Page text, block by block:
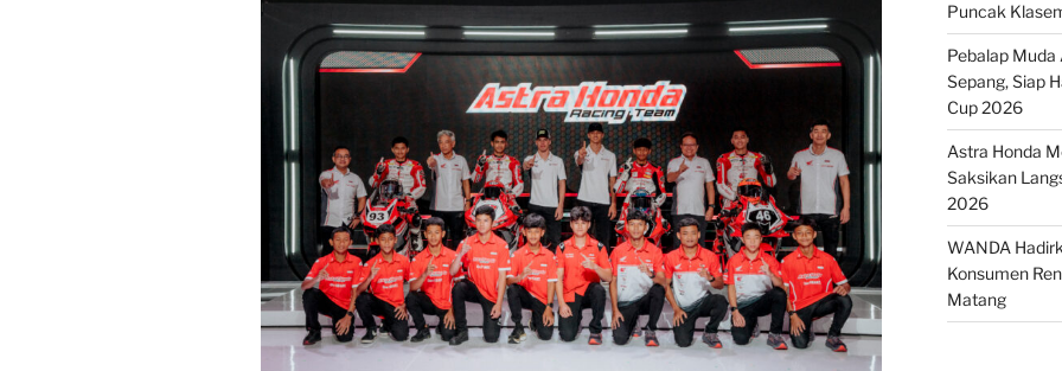
Puncak
Pebalap Muda
Sepang, Siap
Cup 2026
Astra Honda
Saksikan
2026
WANDA
Konsumen
Matang